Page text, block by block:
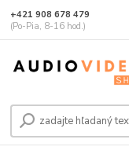
+421 908 678 479
(Po-Pia, 8-16 hod.)